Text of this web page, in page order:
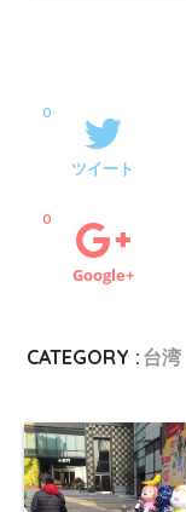
なけれ
まうで
ツイート
0
Google+
0
CATEGORY : 台湾